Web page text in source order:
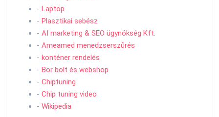
- Laptop
- Plasztikai sebész
- AI marketing & SEO ügynökség Kft.
- Ameamed menedzserszűrés
- konténer rendelés
- Bor bolt és webshop
- Chiptuning
- Chip tuning video
- Wikipedia